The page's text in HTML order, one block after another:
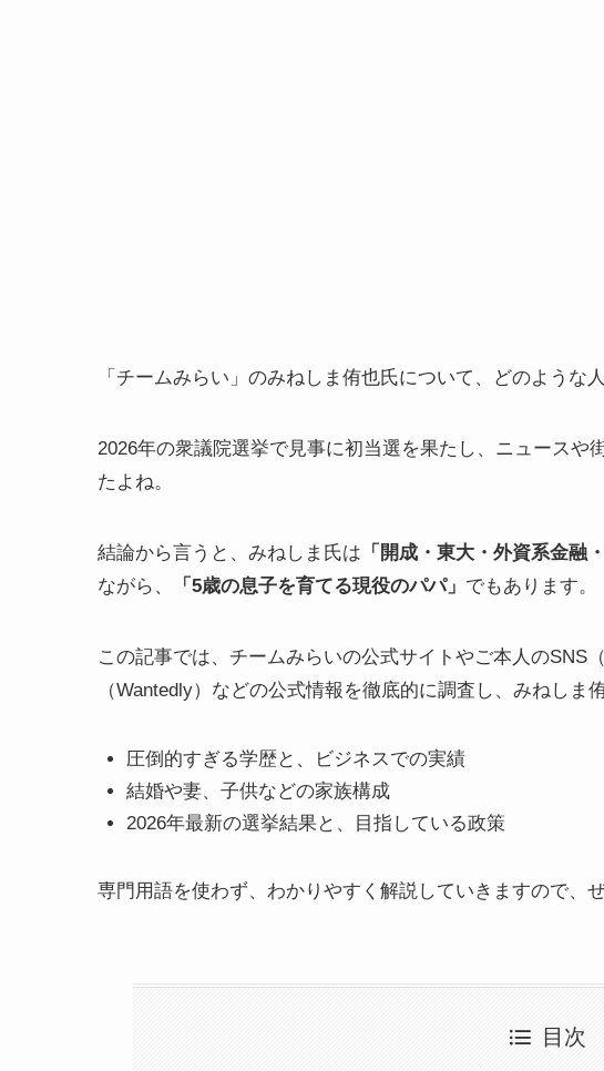
「チームみらい」のみねしま侑也氏について、どのような
2026年の衆議院選挙で見事に初当選を果たし、ニュースや
たよね。
結論から言うと、みねしま氏は 「開成・東大・外資系金融
ながら、
「5歳の息子を育てる現役のパパ」 でもあります。
この記事では、チームみらいの公式サイトやご本人のSNS
（Wantedly）などの公式情報を徹底的に調査し、みねしま
圧倒的すぎる学歴と、ビジネスでの実績
結婚や妻、子供などの家族構成
2026年最新の選挙結果と、目指している政策
専門用語を使わず、わかりやすく解説していきますので、
目次